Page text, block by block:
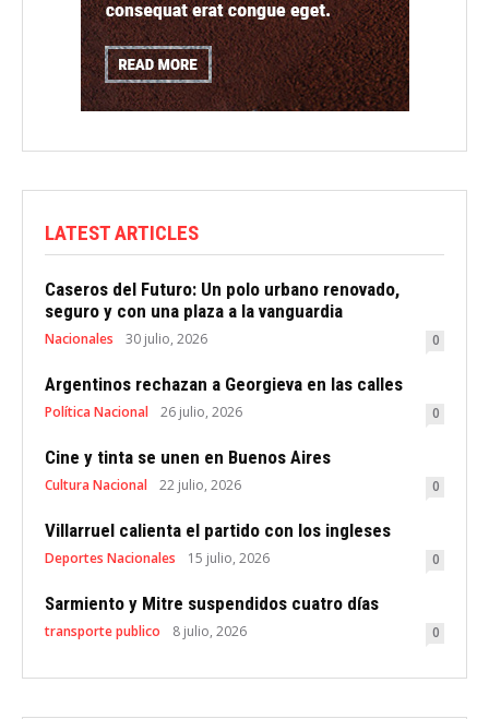
LATEST ARTICLES
Caseros del Futuro: Un polo urbano renovado,
seguro y con una plaza a la vanguardia
Nacionales 30 julio, 2026 0
Argentinos rechazan a Georgieva en las calles
Política Nacional 26 julio, 2026 0
Cine y tinta se unen en Buenos Aires
Cultura Nacional 22 julio, 2026 0
Villarruel calienta el partido con los ingleses
Deportes Nacionales 15 julio, 2026 0
Sarmiento y Mitre suspendidos cuatro días
transporte publico 8 julio, 2026 0